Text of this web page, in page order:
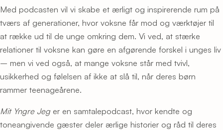
Med podcasten vil vi skabe et ærligt og inspirerende rum på
tværs af generationer, hvor voksne får mod og værktøjer til
at række ud til de unge omkring dem. Vi ved, at stærke
relationer til voksne kan gøre en afgørende forskel i unges liv
– men vi ved også, at mange voksne står med tvivl,
usikkerhed og følelsen af ikke at slå til, når deres børn
rammer teenageårene.
Mit Yngre Jeger en samtalepodcast, hvor kendte og
toneangivende gæster deler ærlige historier og råd til deres